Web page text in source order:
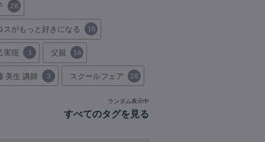
28
スがもっと好きになる 18
実現 1 父親 16
美生 講師 3 スクールフェア 28
ランダム表示中
すべてのタグを見る